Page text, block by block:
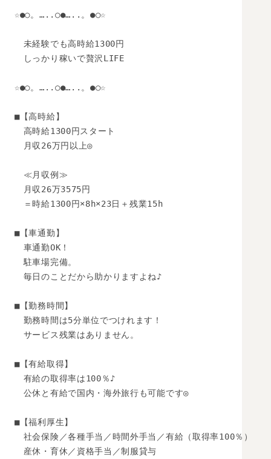
☆●○。…..○●…..。●○☆
未経験でも高時給1300円
しっかり稼いで贅沢LIFE
☆●○。…..○●…..。●○☆
■【高時給】
高時給1300円スタート
月収26万円以上◎
≪月収例≫
月収26万3575円
＝時給1300円×8h×23日＋残業15h
■【車通勤】
車通勤OK！
駐車場完備。
毎日のことだから助かりますよね♪
■【勤務時間】
勤務時間は5分単位でつけれます！
サービス残業はありません。
■【有給取得】
有給の取得率は100％♪
公休と有給で国内・海外旅行も可能です◎
■【福利厚生】
社会保険／各種手当／時間外手当／有給（取得率100％）
産休・育休／資格手当／制服貸与